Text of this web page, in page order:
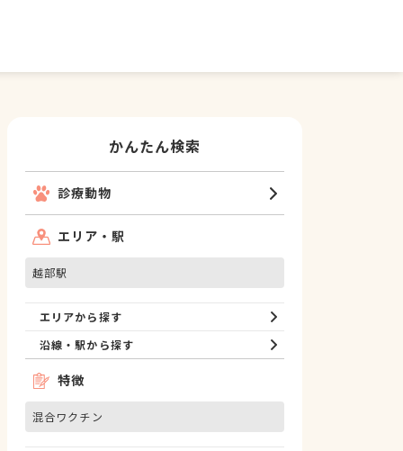
かんたん検索
診療動物
エリア・駅
越部駅
エリアから探す
沿線・駅から探す
特徴
混合ワクチン